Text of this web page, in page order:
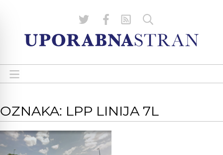
OZNAKA: LPP LINIJA 7L